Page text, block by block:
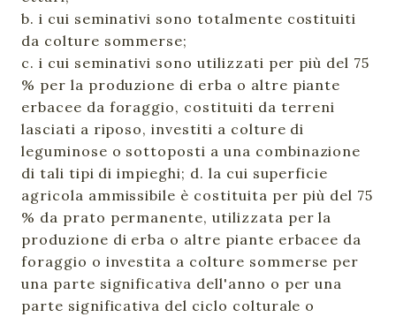
b. i cui seminativi sono totalmente costituiti
da colture sommerse;
c. i cui seminativi sono utilizzati per più del 75
% per la produzione di erba o altre piante
erbacee da foraggio, costituiti da terreni
lasciati a riposo, investiti a colture di
leguminose o sottoposti a una combinazione
di tali tipi di impieghi; d. la cui superficie
agricola ammissibile è costituita per più del 75
% da prato permanente, utilizzata per la
produzione di erba o altre piante erbacee da
foraggio o investita a colture sommerse per
una parte significativa dell'anno o per una
parte significativa del ciclo colturale o